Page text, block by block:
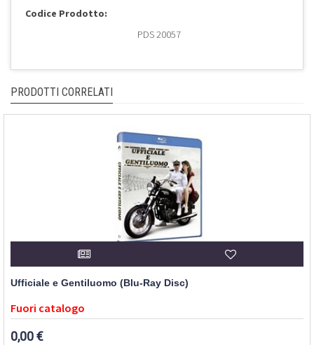
Codice Prodotto:
PDS 20057
PRODOTTI CORRELATI
Ufficiale e Gentiluomo (Blu-Ray Disc)
Fuori catalogo
0,00 €